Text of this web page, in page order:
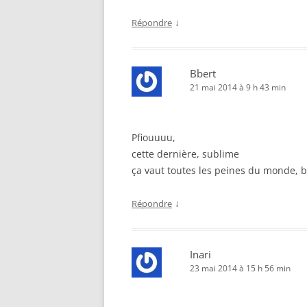
Répondre ↓
Bbert
21 mai 2014 à 9 h 43 min
Pfiouuuu,
cette dernière, sublime
ça vaut toutes les peines du monde,
Répondre ↓
Inari
23 mai 2014 à 15 h 56 min